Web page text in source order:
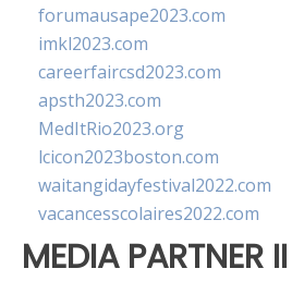
forumausape2023.com
imkl2023.com
careerfaircsd2023.com
apsth2023.com
MedItRio2023.org
lcicon2023boston.com
waitangidayfestival2022.com
vacancesscolaires2022.com
MEDIA PARTNER II